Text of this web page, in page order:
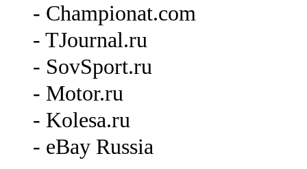
- Championat.com
- TJournal.ru
- SovSport.ru
- Motor.ru
- Kolesa.ru
- eBay Russia